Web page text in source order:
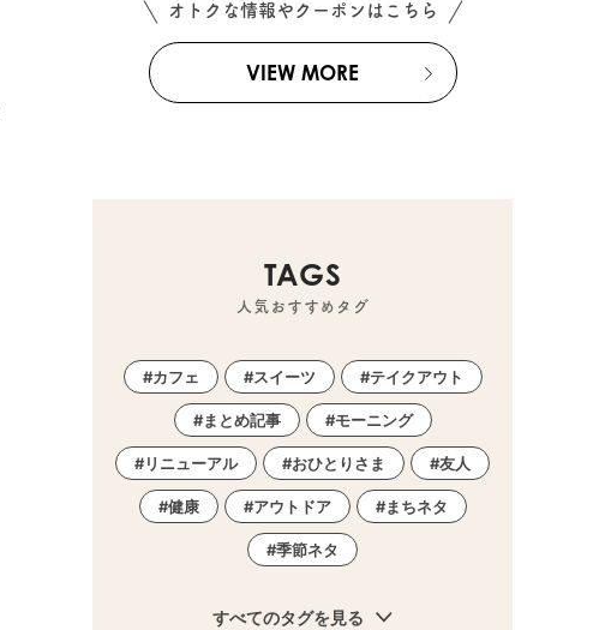
オトクな情報やクーポンはこちら
VIEW MORE
TAGS
人気おすすめタグ
カフェ スイーツ テイクアウト
まとめ記事 モーニング
リニューアル おひとりさま 友人
健康 アウトドア まちネタ
季節ネタ
すべてのタグを見る